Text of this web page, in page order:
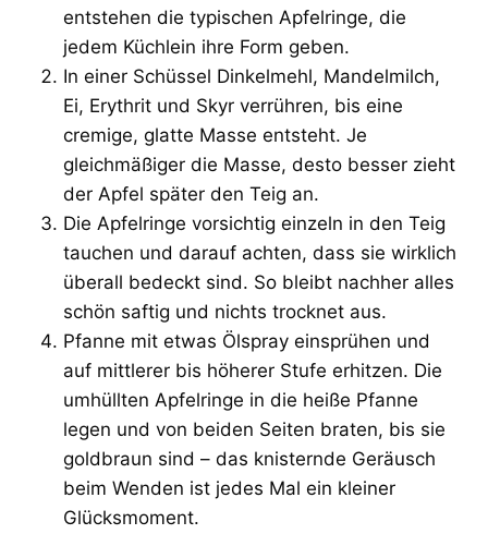
entstehen die typischen Apfelringe, die
jedem Küchlein ihre Form geben.
In einer Schüssel Dinkelmehl, Mandelmilch,
Ei, Erythrit und Skyr verrühren, bis eine
cremige, glatte Masse entsteht. Je
gleichmäßiger die Masse, desto besser zieht
der Apfel später den Teig an.
Die Apfelringe vorsichtig einzeln in den Teig
tauchen und darauf achten, dass sie wirklich
überall bedeckt sind. So bleibt nachher alles
schön saftig und nichts trocknet aus.
Pfanne mit etwas Ölspray einsprühen und
auf mittlerer bis höherer Stufe erhitzen. Die
umhüllten Apfelringe in die heiße Pfanne
legen und von beiden Seiten braten, bis sie
goldbraun sind – das knisternde Geräusch
beim Wenden ist jedes Mal ein kleiner
Glücksmoment.